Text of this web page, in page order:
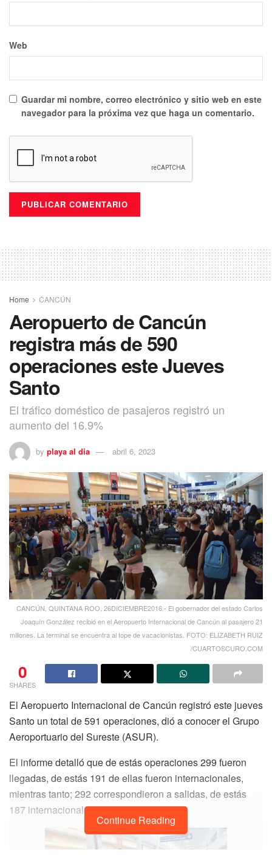
Web
Guardar mi nombre, correo electrónico y sitio web en este
navegador para la próxima vez que haga un comentario.
Home CANCÚN
Aeropuerto de Cancún
registra más de 590
operaciones este Jueves
Santo
El tráfico doméstico de pasajeros registró un
aumento del 16.9%
by playa al dia abril 6, 2023
CANCÚN, QUINTANA ROO, 26DICIEMBRE2016.- El gobernador del estado Carlos
Joaquín González recibió en el Aeropuerto Internacional de Cancún al pasajero 21
millones. La terminal se encuentra al tope de vacacionistas. FOTO: ELIZABETH RUIZ
/CUARTOSCURO.COM
0
SHARES
El Aeropuerto Internacional de Cancún registró este jueves
Santo un total de 591 operaciones, dió a conocer el Grupo
Aeroportuario del Sureste (ASUR).
El informe detalló que de estás operaciones 299 fueron
llegadas, de estás 191 de ellas fueron internacionales,
mientras tanto; 292 correspondieron a salidas, de estás
187 internacionales.
Continue Reading